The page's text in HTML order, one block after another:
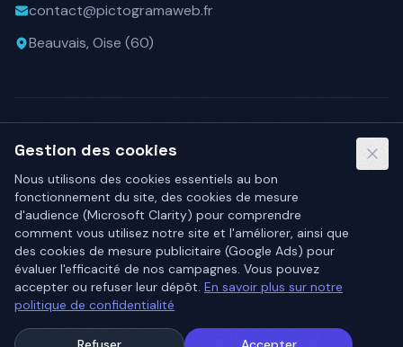
contact@pictogramaweb.fr
Beauvais, Oise (60)
web
France Num, l'initiative de
l'État pour la transformation
numérique des TPE / PME
©2026Pictogramaweb. Tous droits réservés.
Mentions légalesPolitique de confidentialité
Gestion des cookies
Nous utilisons des cookies essentiels au bon
fonctionnement du site, des cookies de mesure
d'audience (Microsoft Clarity) pour comprendre
comment vous utilisez notre site et l'améliorer, ainsi que
des cookies de mesure publicitaire (Google Ads) pour
évaluer l'efficacité de nos campagnes. Vous pouvez
accepter ou refuser leur dépôt. En savoir plus sur notre
politique de confidentialité